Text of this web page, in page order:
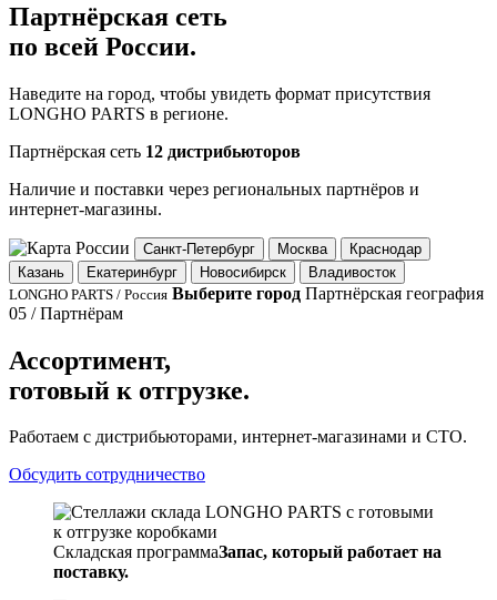
Партнёрская сеть
по всей России.
Наведите на город, чтобы увидеть формат присутствия
LONGHO PARTS в регионе.
Партнёрская сеть 12 дистрибьюторов
Наличие и поставки через региональных партнёров и
интернет-магазины.
Санкт-Петербург Москва
Краснодар
Казань
Екатеринбург Новосибирск
Владивосток
LONGHO PARTS / Россия Выберите город Партнёрская география
05 / Партнёрам
Ассортимент,
готовый к отгрузке.
Работаем с дистрибьюторами, интернет-магазинами и СТО.
Обсудить сотрудничество
Складская программаЗапас, который работает на
поставку.